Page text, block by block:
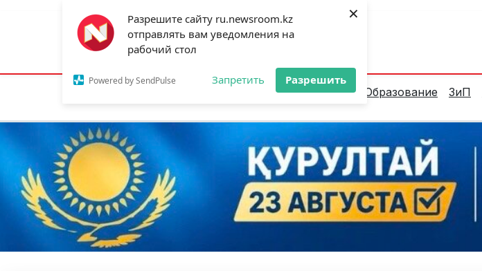
Разрешите сайту ru.newsroom.kz
отправлять вам уведомления на
рабочий стол
Powered by SendPulse Запретить Разрешить
×
Астана:24°C Алматы:34°C Шымкент:
Новости Аналитика Образование ЗиП